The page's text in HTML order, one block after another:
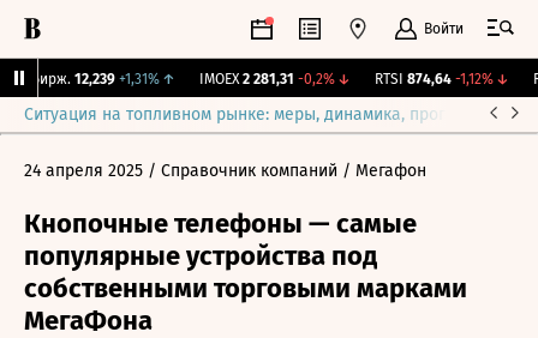
Войти
Бирж. 12,239 +1,31% ↑ IMOEX 2 281,31 -0,2%↓ RTSI 874,64 -1,12%↓
Ситуация на топливном рынке: меры, динамика, прогнозы
24 апреля 2025 / Справочник компаний / Мегафон
Кнопочные телефоны — самые
популярные устройства под
собственными торговыми марками
МегаФона